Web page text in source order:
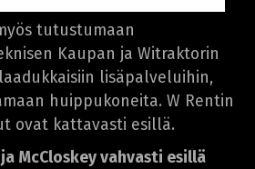
tutustumaan
Kaupan ja Witraktorin
lisäpalveluihin,
huippukoneita. W Rentin
ovat kattavasti esillä.
McCloskey vahvasti esillä